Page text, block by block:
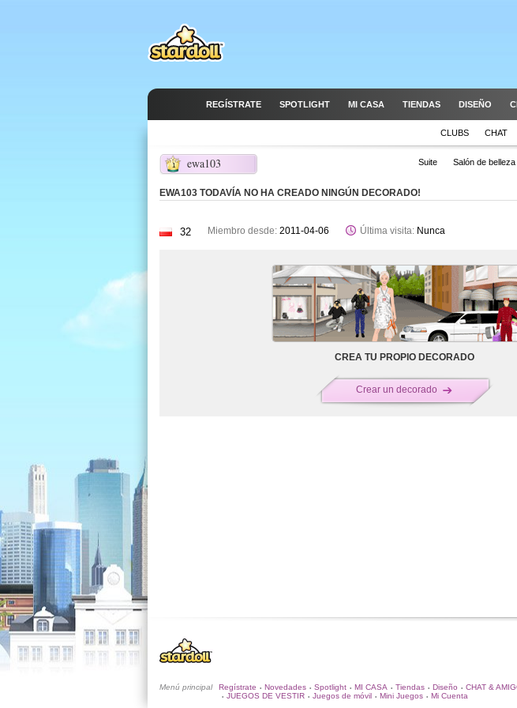
REGÍSTRATE SPOTLIGHT MI CASA TIENDAS DISEÑO
CLUBS CHAT
ewa103
1 Suite Salón de belleza
EWA103 TODAVÍA NO HA CREADO NINGÚN DECORADO!
32 Miembro desde: 2011-04-06 Última visita: Nunca
CREA TU PROPIO DECORADO
Crear un decorado
Menú principal Regístrate • Novedades • Spotlight • MI CASA • Tiendas • Diseño • CHAT &
• JUEGOS DE VESTIR • Juegos de móvil • Mini Juegos • Mi Cuenta